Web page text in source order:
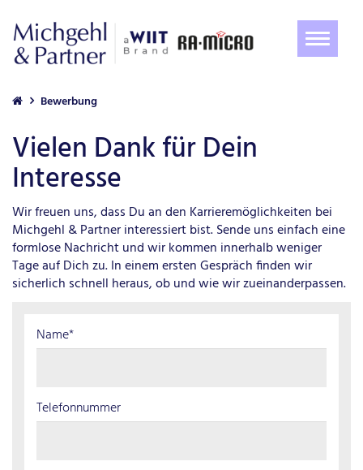
ein-/
Bewerbung
Vielen Dank für Dein
Interesse
Wir freuen uns, dass Du an den Karrieremöglichkeiten bei
Michgehl & Partner interessiert bist. Sende uns einfach eine
formlose Nachricht und wir kommen innerhalb weniger
Tage auf Dich zu. In einem ersten Gespräch finden wir
sicherlich schnell heraus, ob und wie wir zueinanderpassen.
Name*
Telefonnummer